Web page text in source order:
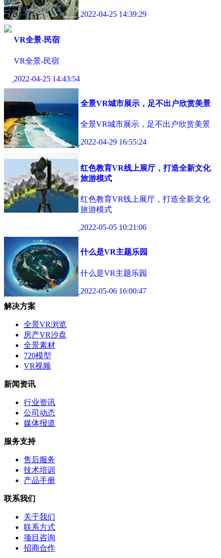
2022-04-25 14:39:29
VR全景-民宿
VR全景-民宿
2022-04-25 14:43:54
全景VR城市展示，足不出户欣赏美景
全景VR城市展示，足不出户欣赏美景
2022-04-29 16:55:24
红色教育VR线上展厅，打造全新文化
旅游模式
红色教育VR线上展厅，打造全新文化
旅游模式
2022-05-05 10:21:06
什么是VR主题乐园
什么是VR主题乐园
2022-05-06 16:00:47
解决方案
全景VR浏览
房产VR沙盘
全景素材
720模型
VR视频
新闻资讯
行业资讯
公司动态
媒体报道
服务支持
售后服务
技术培训
产品手册
联系我们
关于我们
联系方式
项目咨询
招商合作